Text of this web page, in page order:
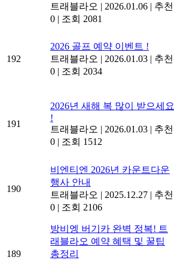
트래블라오 | 2026.01.06 | 추천
0 | 조회 2081
192
2026 골프 예약 이벤트 !
트래블라오 | 2026.01.03 | 추천
0 | 조회 2034
191
2026년 새해 복 많이 받으세요
!
트래블라오 | 2026.01.03 | 추천
0 | 조회 1512
190
비엔티엔 2026년 카운트다운
행사 안내
트래블라오 | 2025.12.27 | 추천
0 | 조회 2106
189
방비엥 버기카 완벽 정복! 트
래블라오 예약 혜택 및 꿀팁
총정리